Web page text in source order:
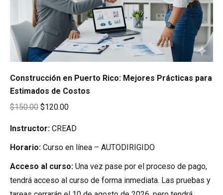
Construcción en Puerto Rico: Mejores Prácticas para
Estimados de Costos
$150.00 Original
was:
$150.00.
$120.00Current
is:
$120.00.
Instructor: CREAD
Horario: Curso en línea – AUTODIRIGIDO
Acceso al curso: Una vez pase por el proceso de pago,
tendrá acceso al curso de forma inmediata. Las pruebas y